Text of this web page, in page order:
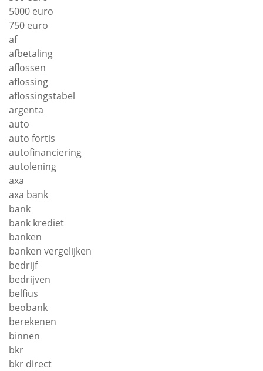
5000 euro
750 euro
af
afbetaling
aflossen
aflossing
aflossingstabel
argenta
auto
auto fortis
autofinanciering
autolening
axa
axa bank
bank
bank krediet
banken
banken vergelijken
bedrijf
bedrijven
belfius
beobank
berekenen
binnen
bkr
bkr direct